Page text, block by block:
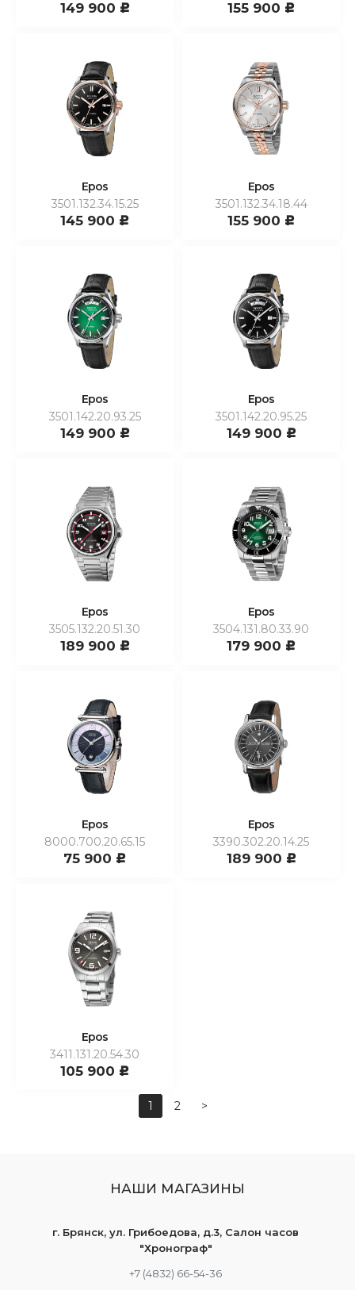
149 900 c 155 900 c
Epos
3501.132.34.15.25
145 900 c
Epos
3501.132.34.18.44
155 900 c
Epos
3501.142.20.93.25
149 900 c
Epos
3501.142.20.95.25
149 900 c
Epos
3505.132.20.51.30
189 900 c
Epos
3504.131.80.33.90
179 900 c
Epos
8000.700.20.65.15
75 900 c
Epos
3390.302.20.14.25
189 900 c
Epos
3411.131.20.54.30
105 900 c
1 2 >
НАШИ МАГАЗИНЫ
г. Брянск, ул. Грибоедова, д.3, Салон часов
"Хронограф"
+7 (4832) 66-54-36